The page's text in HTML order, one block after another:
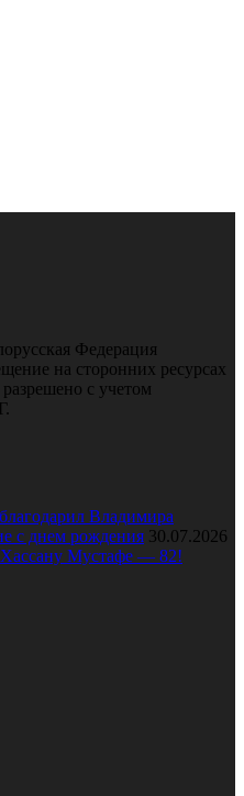
Федерация
на сторонних ресурсах
с учетом
Владимира
с днем рождения 30.07.2026
Хассану Мустафе — 82!